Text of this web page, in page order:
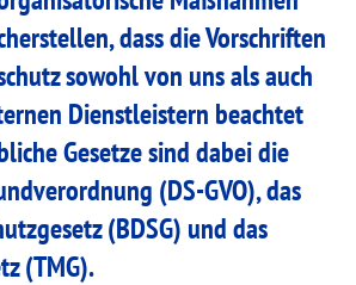
dass die Vorschriften
sowohl von uns als auch
Dienstleistern beachtet
Gesetze sind dabei die
(DS-GVO), das
(BDSG) und das
(TMG).